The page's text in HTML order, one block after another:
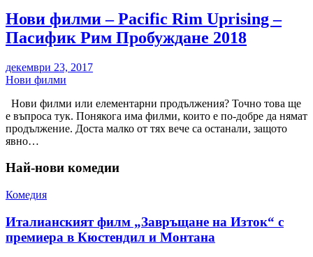
Нови филми – Pacific Rim Uprising –
Пасифик Рим Пробуждане 2018
декември 23, 2017
Нови филми
Нови филми или елементарни продължения? Точно това ще
е въпроса тук. Понякога има филми, които е по-добре да нямат
продължение. Доста малко от тях вече са останали, защото
явно…
Най-нови комедии
Комедия
Италианският филм „Завръщане на Изток“ с
премиера в Кюстендил и Монтана